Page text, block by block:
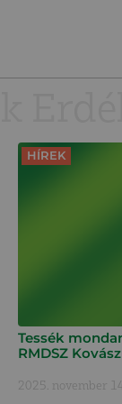
HÍREK
Tessék
RMDSZ
2025. november 14.